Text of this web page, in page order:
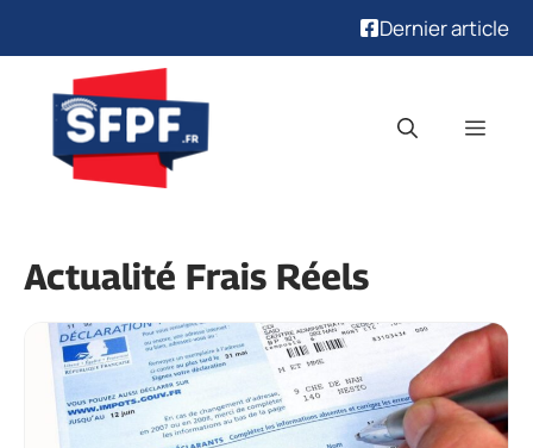
Dernier article
contenu
Actualité Frais Réels